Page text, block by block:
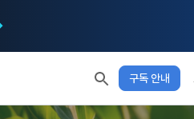
구독 안내